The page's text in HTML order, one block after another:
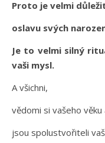
Proto je velmi
oslavu svých
Je to velmi silný
vaši mysl.
A všichni,
vědomi si vašeho
jsou spolustvořiteli